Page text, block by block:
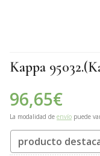
Kappa 95032.
96,65€
La modalidad de envío puede
producto